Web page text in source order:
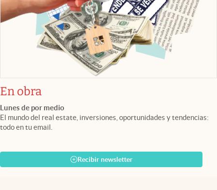
En obra
Lunes de por medio
El mundo del real estate, inversiones, oportunidades y tendencias:
todo en tu email.
Recibir newsletter